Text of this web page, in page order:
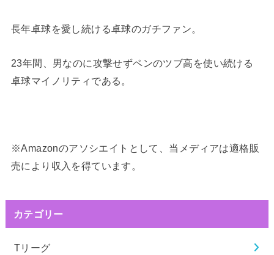
長年卓球を愛し続ける卓球のガチファン。
23年間、男なのに攻撃せずペンのツブ高を使い続ける
卓球マイノリティである。
※Amazonのアソシエイトとして、当メディアは適格販
売により収入を得ています。
カテゴリー
Tリーグ